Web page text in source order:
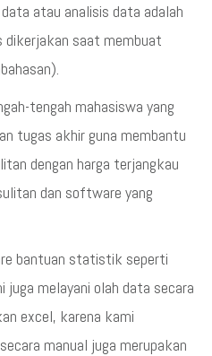
atau analisis data adalah
dikerjakan saat membuat
tengah mahasiswa yang
tugas akhir guna membantu
dengan harga terjangkau
dan software yang
bantuan statistik seperti
juga melayani olah data secara
excel, karena kami
manual juga merupakan